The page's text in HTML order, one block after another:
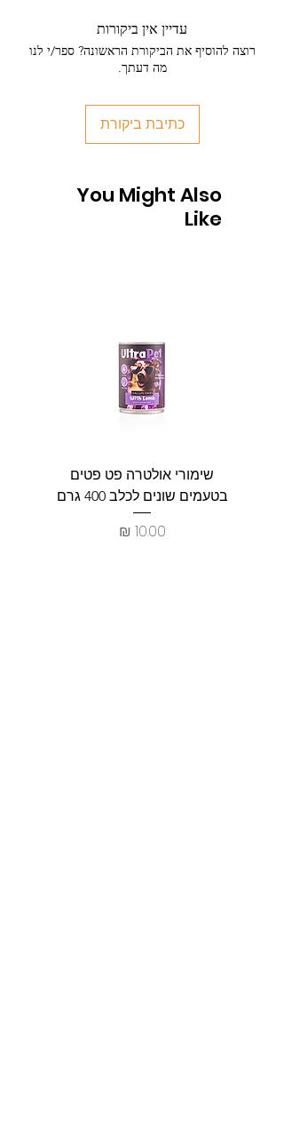
עדיין אין ביקורות
רוצה להוסיף את הביקורת הראשונה? ספר/י לנו
מה דעתך.
כתיבת ביקורת
You Might Also
Like
שימורי אולטרה פט פטים
בטעמים שונים לכלב 400 גרם
מחיר